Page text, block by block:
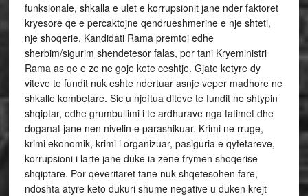
funksionale, shkalla e ulet e korrupsionit jane nder faktoret
kryesore qe e percaktojne qendrueshmerine e nje shteti,
nje shoqerie. Kandidati Rama premtoi edhe
sherbim/sigurim shendetesor falas, por tani Kryeministri
Rama as qe e ze ne goje kete ceshtje. Gjate ketyre dy
viteve te fundit nuk eshte ndertuar asnje veper madhore ne
shkalle kombetare. Sic u njoftua diteve te fundit ne shtypin
shqiptar, edhe grumbullimi i te ardhurave nga tatimet dhe
doganat jane nen nivelin e parashikuar. Krimi ne rruge,
krimi ekonomik, krimi i organizuar, pasiguria e qytetareve,
korrupsioni i larte jane duke ia zene frymen shoqerise
shqiptare. Por qeveritaret tane nuk shqetesohen fare,
ndoshta atyre keto dukuri shume negative u duken krejt